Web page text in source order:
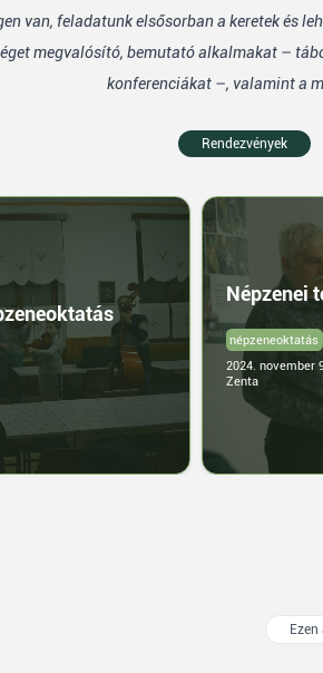
van, feladatunk elsősorban a keretek és
megvalósító, bemutató alkalmakat –
konferenciákat –, valamint a
Rendezvények
Népzenei
népzeneoktatás
2024. november
Zenta
Ezen